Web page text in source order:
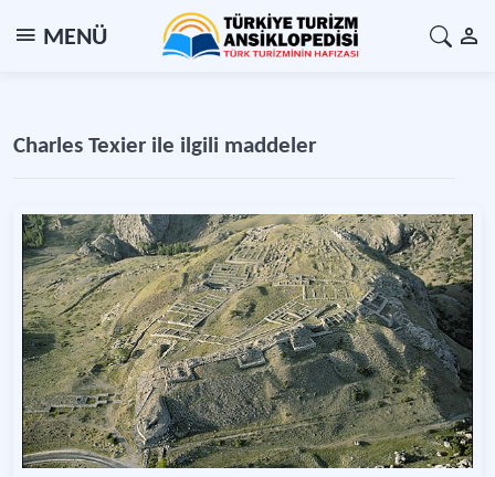
MENÜ
Charles Texier ile ilgili maddeler